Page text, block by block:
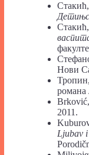
Нови
романа
2011.
Ljubav